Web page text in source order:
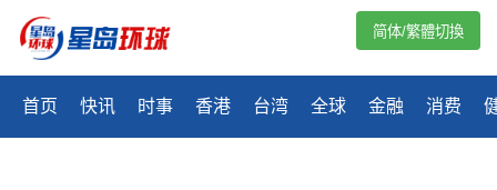
首页 快讯 时事 香港 台湾 全球 金融 消费
简体/繁體切換